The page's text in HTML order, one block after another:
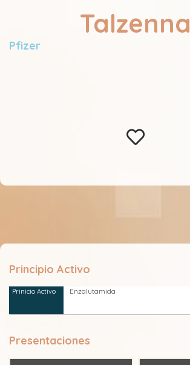
Talzenna
Pfizer
Principio Activo
Enzalutamida
Presentaciones